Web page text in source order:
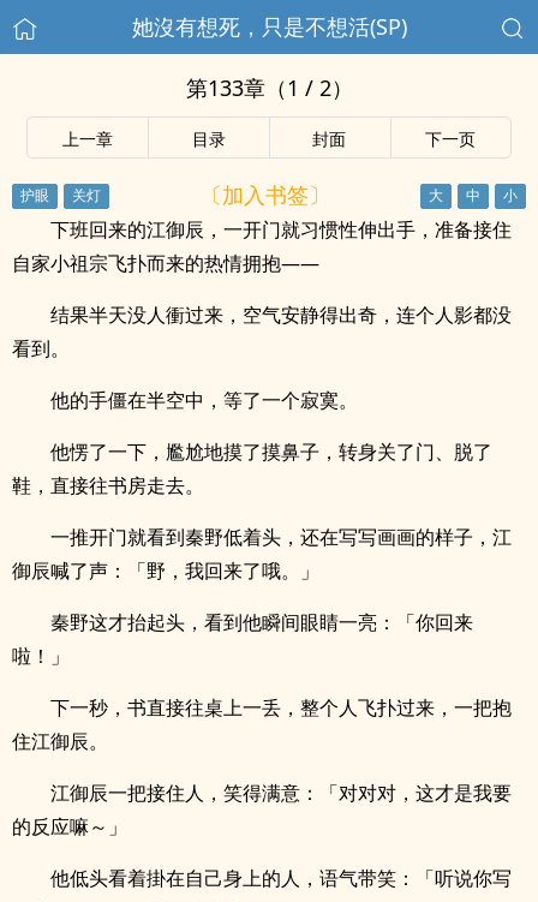
她沒有想死，只是不想活(SP)
第133章（1 / 2）
上一章 目录 封面 下一页
〔加入书签〕
下班回来的江御辰，一开门就习惯性伸出手，准备接住
自家小祖宗飞扑而来的热情拥抱——
结果半天没人衝过来，空气安静得出奇，连个人影都没
看到。
他的手僵在半空中，等了一个寂寞。
他愣了一下，尷尬地摸了摸鼻子，转身关了门、脱了
鞋，直接往书房走去。
一推开门就看到秦野低着头，还在写写画画的样子，江
御辰喊了声：「野，我回来了哦。」
秦野这才抬起头，看到他瞬间眼睛一亮：「你回来
啦！」
下一秒，书直接往桌上一丢，整个人飞扑过来，一把抱
住江御辰。
江御辰一把接住人，笑得满意：「对对对，这才是我要
的反应嘛～」
他低头看着掛在自己身上的人，语气带笑：「听说你写